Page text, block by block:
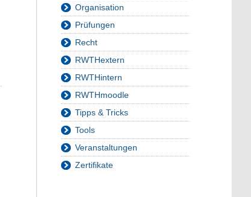
Organisation
Prüfungen
Recht
RWTHextern
RWTHintern
RWTHmoodle
Tipps & Tricks
Tools
Veranstaltungen
Zertifikate